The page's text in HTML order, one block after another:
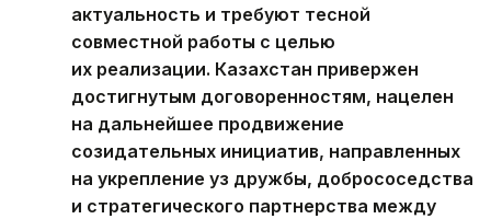
актуальность и требуют тесной
совместной работы с целью
их реализации. Казахстан привержен
достигнутым договоренностям, нацелен
на дальнейшее продвижение
созидательных инициатив, направленных
на укрепление уз дружбы, добрососедства
и стратегического партнерства между